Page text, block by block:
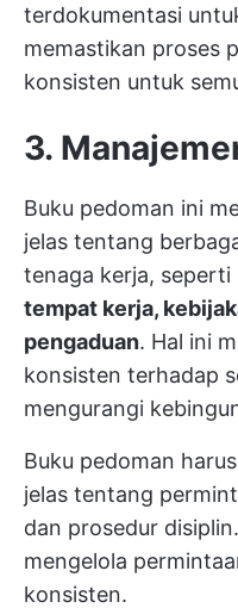
terdokumentasi
memastikan proses
konsisten untuk
3.
Buku pedoman ini
jelas tentang
tenaga kerja, seperti
tempat kerja,
pengaduan. Hal ini
konsisten terhadap
mengurangi
Buku pedoman
jelas tentang
dan prosedur
mengelola
konsisten.